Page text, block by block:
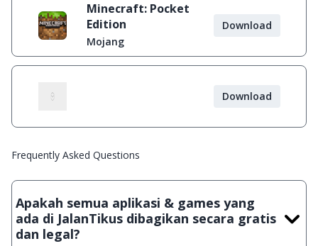
Minecraft: Pocket
Edition
Mojang
Download
Download
Frequently Asked Questions
Apakah semua aplikasi & games yang
ada di JalanTikus dibagikan secara gratis
dan legal?